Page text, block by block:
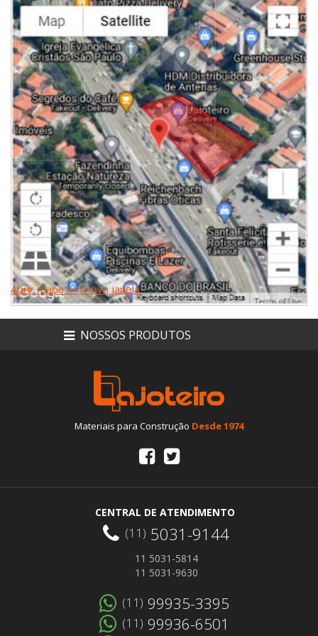
Abrir mapa em nova janela.
NOSSOS PRODUTOS
Materiais para Construção Desde 1974
CENTRAL DE ATENDIMENTO
(11) 5031-9144
11 5031-5814
11 5031-9630
(11) 99935-3395
(11) 99936-6501